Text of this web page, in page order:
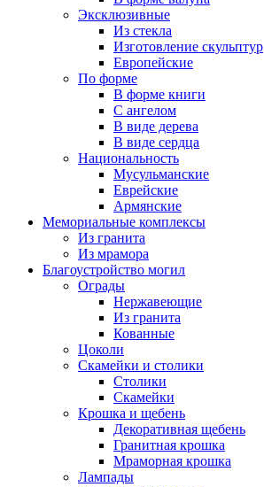
Эксклюзивные
Из стекла
Изготовление скульптур
Европейские
По форме
В форме книги
С ангелом
В виде дерева
В виде сердца
Национальность
Мусульманские
Еврейские
Армянские
Мемориальные комплексы
Из гранита
Из мрамора
Благоустройство могил
Ограды
Нержавеющие
Из гранита
Кованные
Цоколи
Скамейки и столики
Столики
Скамейки
Крошка и щебень
Декоративная щебень
Гранитная крошка
Мраморная крошка
Лампады